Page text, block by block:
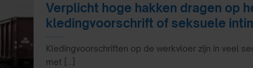
Verplicht hoge hakken dragen op
kledingvoorschrift of seksuele
Kledingvoorschriften op de werkvloer zijn in veel
met [...]